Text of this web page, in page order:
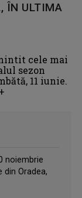
ÎN ULTIMA
cele mai
sezon
11 iunie.
noiembrie
din Oradea,